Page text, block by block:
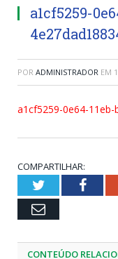
a1cf5259-
POR ADMINISTRADOR EM
a1cf5259-0e64-
COMPARTILHAR:
Twitter
Email
CONTEÚDO